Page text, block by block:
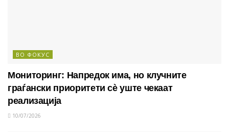
ВО ФОКУС
Мониторинг: Напредок има, но клучните
граѓански приоритети сè уште чекаат
реализација
10/07/2026